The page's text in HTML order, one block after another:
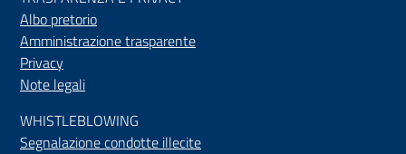
Albo pretorio
Amministrazione trasparente
Privacy
Note legali
WHISTLEBLOWING
Segnalazione condotte illecite